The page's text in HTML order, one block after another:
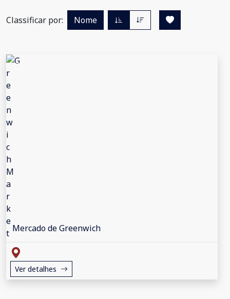
Classificar por: Nome
Mercado de Greenwich
Ver detalhes